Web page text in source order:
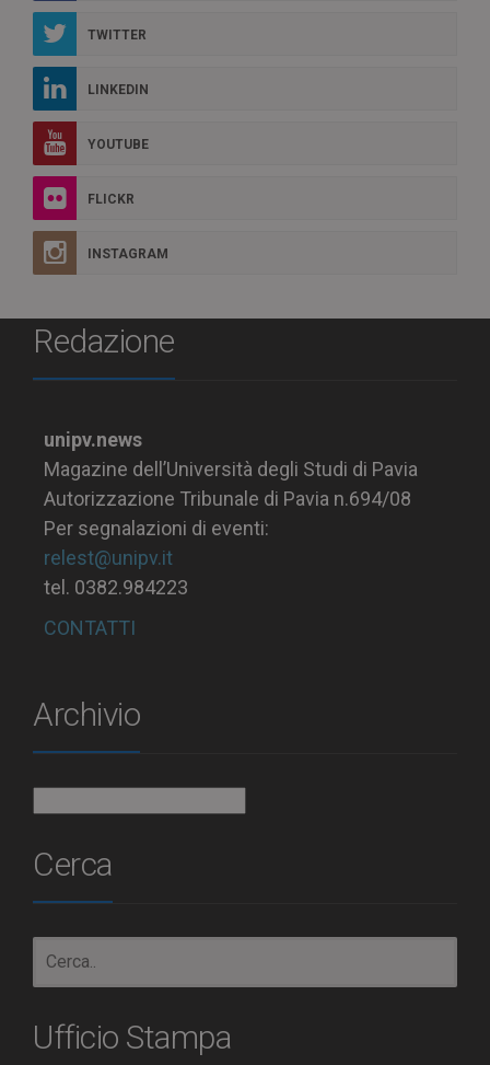
TWITTER
LINKEDIN
YOUTUBE
FLICKR
INSTAGRAM
Redazione
unipv.news
Magazine dell’Università degli Studi di Pavia
Autorizzazione Tribunale di Pavia n.694/08
Per segnalazioni di eventi:
relest@unipv.it
tel. 0382.984223
CONTATTI
Archivio
Cerca
Ufficio Stampa